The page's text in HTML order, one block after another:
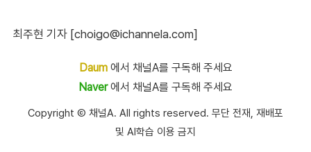
최주현 기자 [choigo@ichannela.com]
Daum에서 채널A를 구독해 주세요
Naver에서 채널A를 구독해 주세요
Copyright Ⓒ 채널A. All rights reserved. 무단 전재, 재배포
및 AI학습 이용 금지